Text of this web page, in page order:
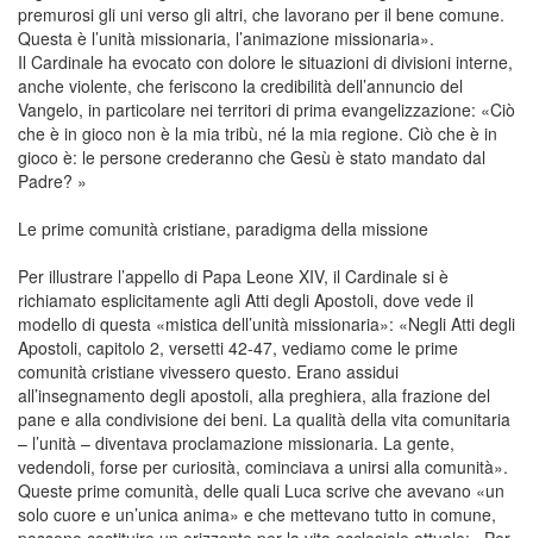
premurosi gli uni verso gli altri, che lavorano per il bene comune.
Questa è l’unità missionaria, l’animazione missionaria».
Il Cardinale ha evocato con dolore le situazioni di divisioni interne,
anche violente, che feriscono la credibilità dell’annuncio del
Vangelo, in particolare nei territori di prima evangelizzazione: «Ciò
che è in gioco non è la mia tribù, né la mia regione. Ciò che è in
gioco è: le persone crederanno che Gesù è stato mandato dal
Padre? »
Le prime comunità cristiane, paradigma della missione
Per illustrare l’appello di Papa Leone XIV, il Cardinale si è
richiamato esplicitamente agli Atti degli Apostoli, dove vede il
modello di questa «mistica dell’unità missionaria»: «Negli Atti degli
Apostoli, capitolo 2, versetti 42-47, vediamo come le prime
comunità cristiane vivessero questo. Erano assidui
all’insegnamento degli apostoli, alla preghiera, alla frazione del
pane e alla condivisione dei beni. La qualità della vita comunitaria
– l’unità – diventava proclamazione missionaria. La gente,
vedendoli, forse per curiosità, cominciava a unirsi alla comunità».
Queste prime comunità, delle quali Luca scrive che avevano «un
solo cuore e un’unica anima» e che mettevano tutto in comune,